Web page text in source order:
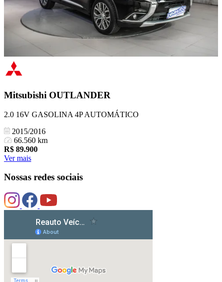
Mitsubishi OUTLANDER
2.0 16V GASOLINA 4P AUTOMÁTICO
2015/2016
66.560 km
R$ 89.900
Ver mais
Nossas redes sociais